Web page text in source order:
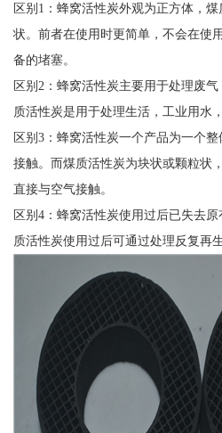
区别1：蜂窝活性炭外观为正方体，
状。前者在使用时更简单，不会在使
备的堵塞。
区别2：蜂窝活性炭主要用于处理废
质活性炭是用于处理生活，工业用水
区别3：蜂窝活性炭一个产品为一个
接触。而煤质活性炭为块状或颗粒状
直接与空气接触。
区别4：蜂窝活性炭使用过后已失去
质活性炭使用过后可通过处理反复再生